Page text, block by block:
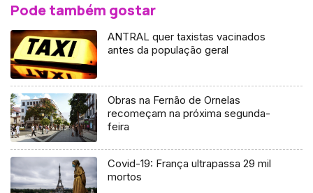
Pode também gostar
ANTRAL quer taxistas vacinados
antes da população geral
Obras na Fernão de Ornelas
recomeçam na próxima segunda-
feira
Covid-19: França ultrapassa 29 mil
mortos